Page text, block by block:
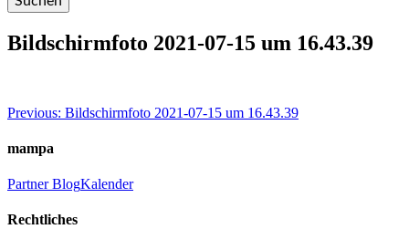
Bildschirmfoto 2021-07-15 um 16.43.39
Beitragsnavigation
Previous: Bildschirmfoto 2021-07-15 um 16.43.39
mampa
PartnerBlogKalender
Rechtliches